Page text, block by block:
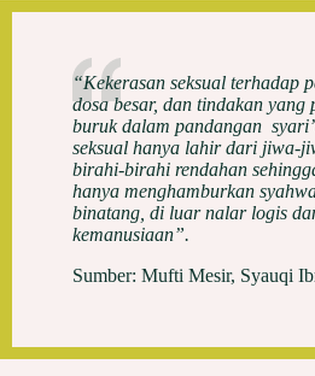
“Kekerasan seksual terhadap
dosa besar, dan tindakan yang
buruk dalam pandangan
seksual hanya lahir dari jiwa-
birahi-birahi rendahan
hanya menghamburkan
binatang, di luar nalar logis
kemanusiaan”.
Sumber: Mufti Mesir, Syauqi